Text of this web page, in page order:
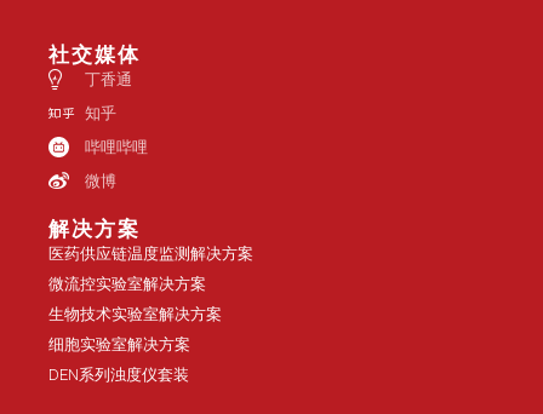
社交媒体
丁香通
知乎
哔哩哔哩
微博
解决方案
医药供应链温度监测解决方案
微流控实验室解决方案
生物技术实验室解决方案
细胞实验室解决方案
DEN系列浊度仪套装